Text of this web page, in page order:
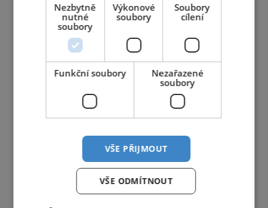
Nezbytně
nutné
soubory
Výkonové
soubory
Soubory
cílení
Funkční soubory
Nezařazené
soubory
VŠE PŘIJMOUT
VŠE ODMÍTNOUT